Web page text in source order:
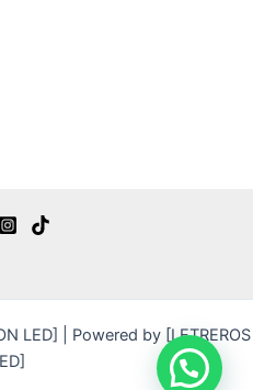
LED] | Powered by [LETREROS